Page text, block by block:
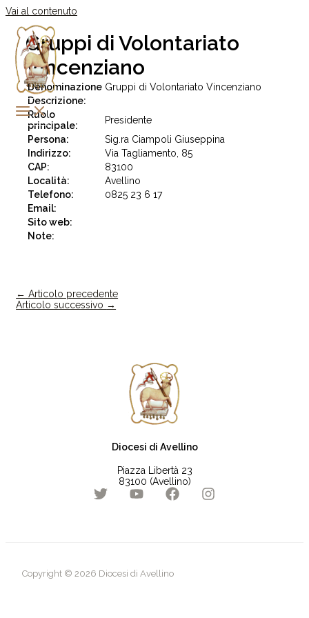
Vai al contenuto
Gruppi di Volontariato
Vincenziano
Denominazione Gruppi di Volontariato Vincenziano
Descrizione:
Ruolo
principale:
Presidente
Persona:
Sig.ra Ciampoli Giuseppina
Indirizzo:
Via Tagliamento, 85
CAP:
83100
Località:
Avellino
Telefono:
0825 23 6 17
Email:
Sito web:
Note:
← Articolo precedente
Articolo successivo →
Diocesi di Avellino
Piazza Libertà 23
83100 (Avellino)
Copyright © 2026 Diocesi di Avellino